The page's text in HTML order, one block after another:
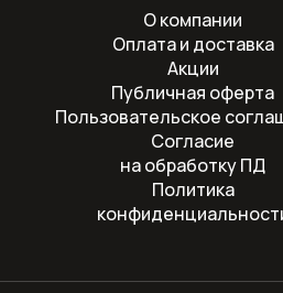
О компании
Оплата и доставка
Акции
Публичная оферта
Пользовательское
Согласие
на обработку ПД
Политика